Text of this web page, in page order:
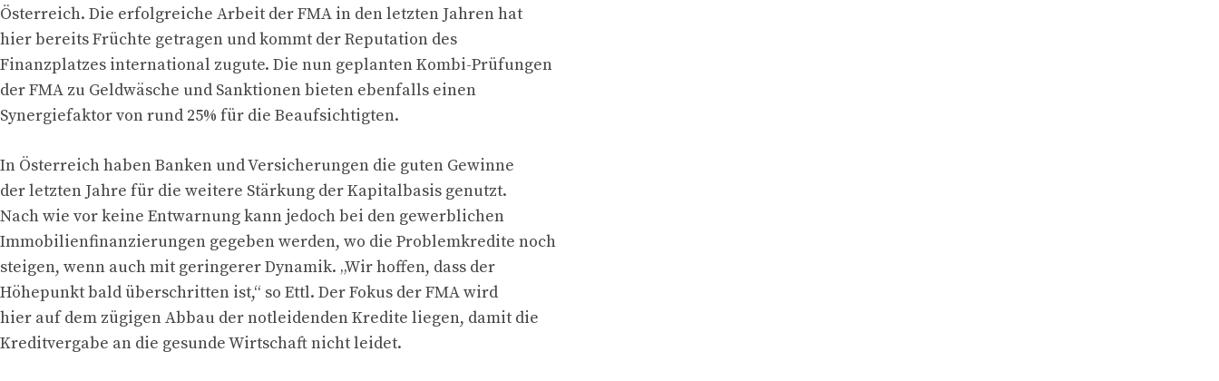
Österreich. Die erfolgreiche Arbeit der FMA in den letzten Jahren hat
hier bereits Früchte getragen und kommt der Reputation des
Finanzplatzes international zugute. Die nun geplanten Kombi-Prüfungen
der FMA zu Geldwäsche und Sanktionen bieten ebenfalls einen
Synergiefaktor von rund 25% für die Beaufsichtigten.
In Österreich haben Banken und Versicherungen die guten Gewinne
der letzten Jahre für die weitere Stärkung der Kapitalbasis genutzt.
Nach wie vor keine Entwarnung kann jedoch bei den gewerblichen
Immobilienfinanzierungen gegeben werden, wo die Problemkredite noch
steigen, wenn auch mit geringerer Dynamik. „Wir hoffen, dass der
Höhepunkt bald überschritten ist,“ so Ettl. Der Fokus der FMA wird
hier auf dem zügigen Abbau der notleidenden Kredite liegen, damit die
Kreditvergabe an die gesunde Wirtschaft nicht leidet.